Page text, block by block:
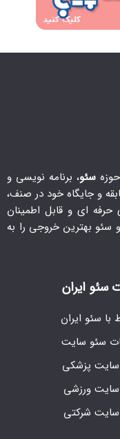
سئو، برنامه نویسی و
و جایگاه خود در صنف،
ای و قابل اطمینان
سئو بهترین خروجی را به
ایران
با سئو ایران
سئو سایت
پزشکی
ورزشی
شرکتی